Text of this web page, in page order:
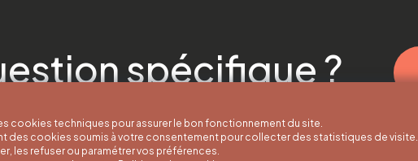
spécifique ?
cookies techniques pour assurer le bon fonctionnement du site.
des cookies soumis à votre consentement pour collecter des statistiques de visite.
les refuser ou paramétrer vos préférences.